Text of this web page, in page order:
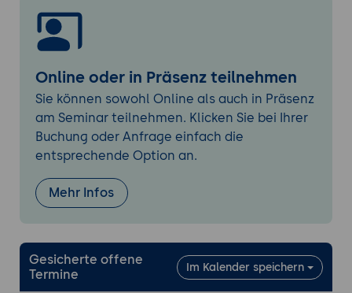
wiederverwendbare Elemente
Dynamische Selektoren und Fuzzy-
Matching zur Stabilisierung von
Automationen
Nutzung von Computer Vision für schwer
zugängliche Oberflächen (Citrix)
5. Integration von Generativer KI (GenAI
Activity Package)
Einbindung von LLMs (GPT-4, Claude,
Gemini) direkt in Workflows
und Sentiment-Analysen über
angebundene KI-Services
Best Practices im Prompt Engineering
Online oder in Präsenz teilnehmen
Sie können sowohl Online als auch in Präsenz
am Seminar teilnehmen. Klicken Sie bei Ihrer
Buchung oder Anfrage einfach die
entsprechende Option an.
Mehr Infos
Gesicherte offene
Termine
Im Kalender speichern